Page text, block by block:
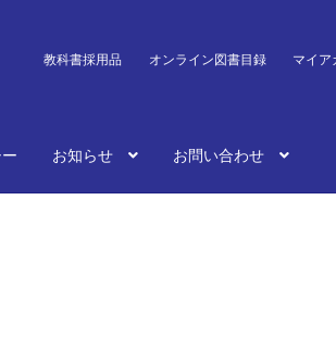
教科書採用品 オンライン図書目録 マイア
お知らせ お問い合わせ